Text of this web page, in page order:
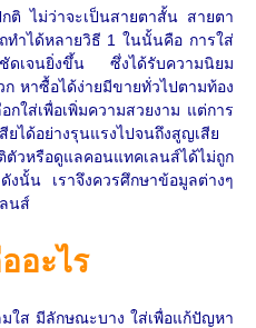
ติ ไม่ว่าจะเป็นสายตาสั้น สายตา
ทำได้หลายวิธี 1 ในนั้นคือ การใส่
ชัดเจนยิ่งขึ้น ซึ่งได้รับความนิยม
หาซื้อได้ง่ายมีขายทั่วไปตามท้อง
ใส่เพื่อเพิ่มความสวยงาม แต่การ
ยได้อย่างรุนแรงไปจนถึงสูญเสีย
วหรือดูแลคอนแทคเลนส์ได้ไม่ถูก
นั้น เราจึงควรศึกษาข้อมูลต่างๆ
นส์
อะไร
ใส มีลักษณะบาง ใส่เพื่อแก้ปัญหา